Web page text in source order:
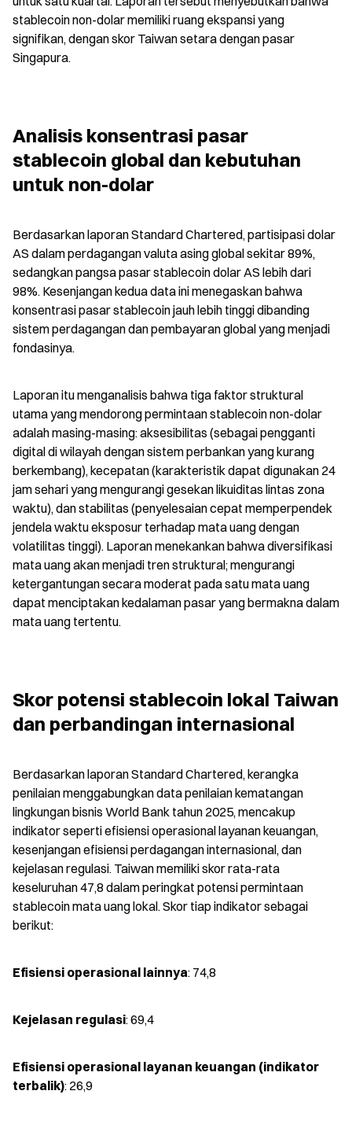
stablecoin non-dolar memiliki ruang ekspansi yang
signifikan, dengan skor Taiwan setara dengan pasar
Singapura.
Analisis konsentrasi pasar
stablecoin global dan kebutuhan
untuk non-dolar
Berdasarkan laporan Standard Chartered, partisipasi dolar
AS dalam perdagangan valuta asing global sekitar 89%,
sedangkan pangsa pasar stablecoin dolar AS lebih dari
98%. Kesenjangan kedua data ini menegaskan bahwa
konsentrasi pasar stablecoin jauh lebih tinggi dibanding
sistem perdagangan dan pembayaran global yang menjadi
fondasinya.
Laporan itu menganalisis bahwa tiga faktor struktural
utama yang mendorong permintaan stablecoin non-dolar
adalah masing-masing: aksesibilitas (sebagai pengganti
digital di wilayah dengan sistem perbankan yang kurang
berkembang), kecepatan (karakteristik dapat digunakan 24
jam sehari yang mengurangi gesekan likuiditas lintas zona
waktu), dan stabilitas (penyelesaian cepat memperpendek
jendela waktu eksposur terhadap mata uang dengan
volatilitas tinggi). Laporan menekankan bahwa diversifikasi
mata uang akan menjadi tren struktural; mengurangi
ketergantungan secara moderat pada satu mata uang
dapat menciptakan kedalaman pasar yang bermakna dalam
mata uang tertentu.
Skor potensi stablecoin lokal Taiwan
dan perbandingan internasional
Berdasarkan laporan Standard Chartered, kerangka
penilaian menggabungkan data penilaian kematangan
lingkungan bisnis World Bank tahun 2025, mencakup
indikator seperti efisiensi operasional layanan keuangan,
kesenjangan efisiensi perdagangan internasional, dan
kejelasan regulasi. Taiwan memiliki skor rata-rata
keseluruhan 47,8 dalam peringkat potensi permintaan
stablecoin mata uang lokal. Skor tiap indikator sebagai
berikut:
Efisiensi operasional lainnya: 74,8
Kejelasan regulasi: 69,4
Efisiensi operasional layanan keuangan (indikator
terbalik): 26,9